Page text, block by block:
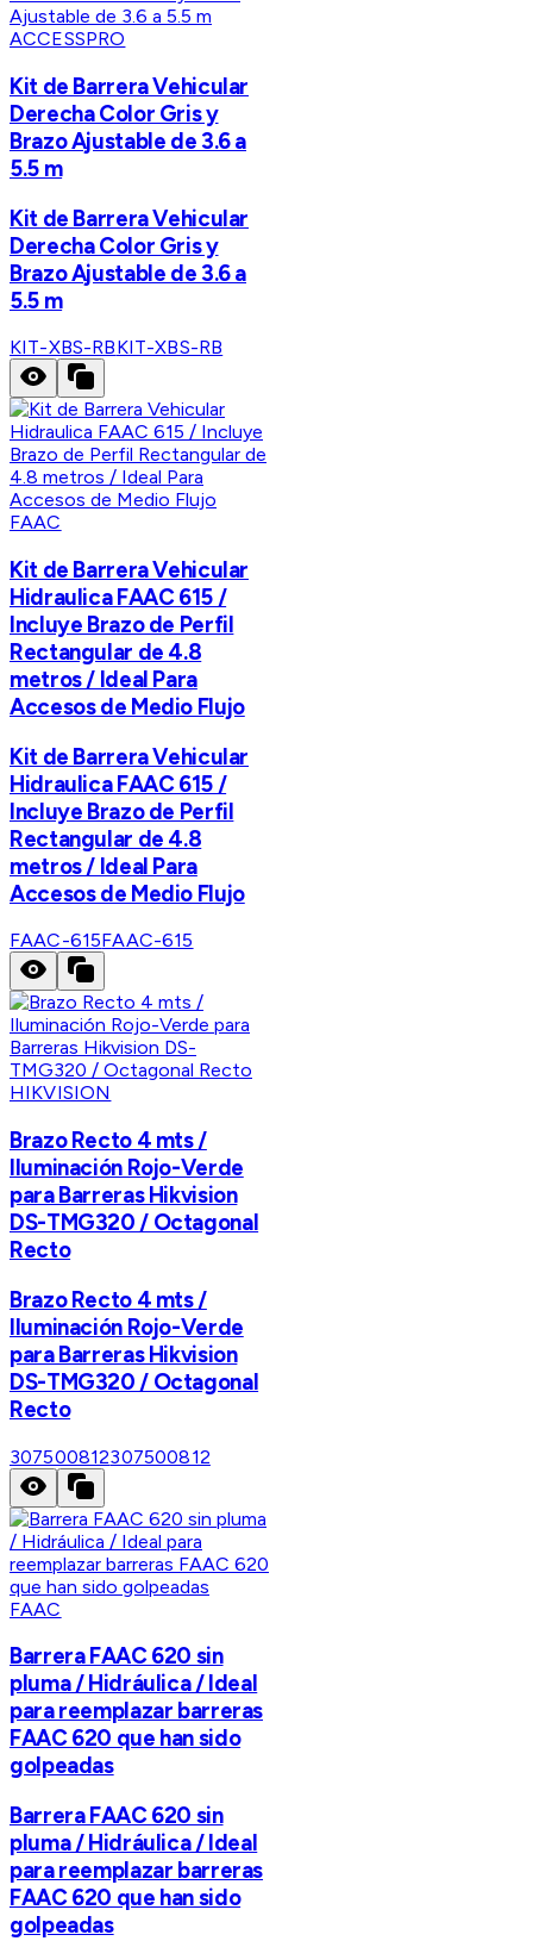
ACCESSPRO
Kit de Barrera Vehicular
Derecha Color Gris y
Brazo Ajustable de 3.6 a
5.5 m
Kit de Barrera Vehicular
Derecha Color Gris y
Brazo Ajustable de 3.6 a
5.5 m
KIT-XBS-RBKIT-XBS-RB
FAAC
Kit de Barrera Vehicular
Hidraulica FAAC 615 /
Incluye Brazo de Perfil
Rectangular de 4.8
metros / Ideal Para
Accesos de Medio Flujo
Kit de Barrera Vehicular
Hidraulica FAAC 615 /
Incluye Brazo de Perfil
Rectangular de 4.8
metros / Ideal Para
Accesos de Medio Flujo
FAAC-615FAAC-615
HIKVISION
Brazo Recto 4 mts /
Iluminación Rojo-Verde
para Barreras Hikvision
DS-TMG320 / Octagonal
Recto
Brazo Recto 4 mts /
Iluminación Rojo-Verde
para Barreras Hikvision
DS-TMG320 / Octagonal
Recto
307500812307500812
FAAC
Barrera FAAC 620 sin
pluma / Hidráulica / Ideal
para reemplazar barreras
FAAC 620 que han sido
golpeadas
Barrera FAAC 620 sin
pluma / Hidráulica / Ideal
para reemplazar barreras
FAAC 620 que han sido
golpeadas